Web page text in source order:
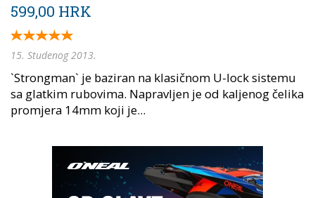
599,00 HRK
15. Studenog 2013.
`Strongman` je baziran na klasičnom U-lock sistemu
sa glatkim rubovima. Napravljen je od kaljenog čelika
promjera 14mm koji je...